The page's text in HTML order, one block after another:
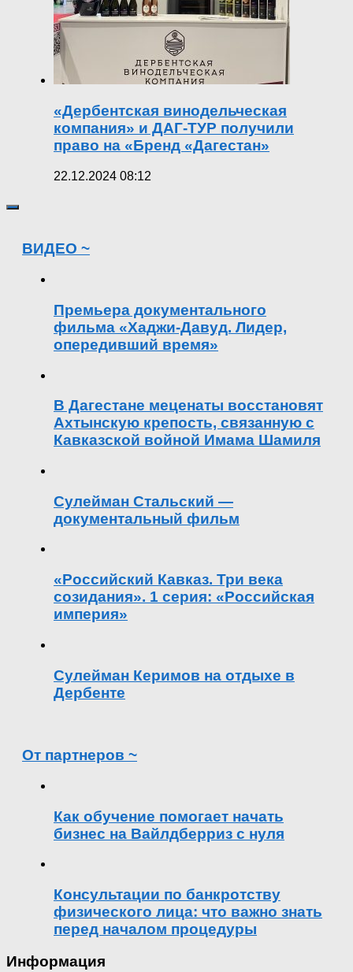
«Дербентская винодельческая
компания» и ДАГ-ТУР получили
право на «Бренд «Дагестан»
22.12.2024 08:12
ВИДЕО ~
Премьера документального
фильма «Хаджи-Давуд. Лидер,
опередивший время»
В Дагестане меценаты восстановят
Ахтынскую крепость, связанную с
Кавказской войной Имама Шамиля
Сулейман Стальский —
документальный фильм
«Российский Кавказ. Три века
созидания». 1 серия: «Российская
империя»
Сулейман Керимов на отдыхе в
Дербенте
От партнеров ~
Как обучение помогает начать
бизнес на Вайлдберриз с нуля
Консультации по банкротству
физического лица: что важно знать
перед началом процедуры
Информация